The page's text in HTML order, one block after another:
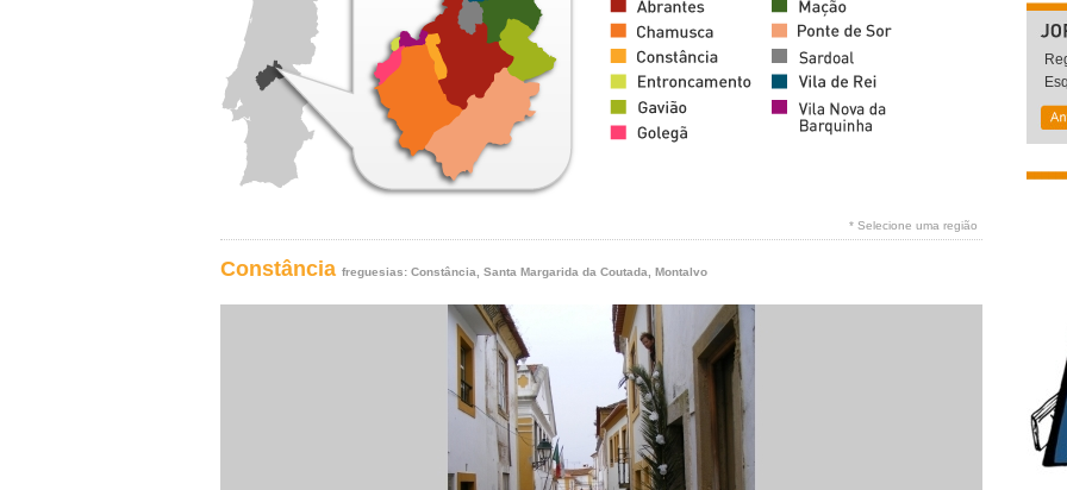
* Selecione uma região
Constância freguesias: Constância Santa Margarida da Coutada Montalvo